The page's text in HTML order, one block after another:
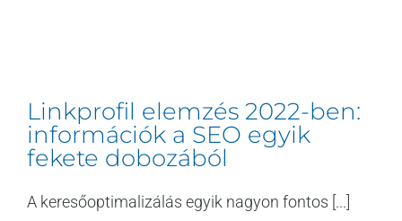
Linkprofil elemzés 2022-ben:
információk a SEO egyik
fekete dobozából
A keresőoptimalizálás egyik nagyon fontos [...]